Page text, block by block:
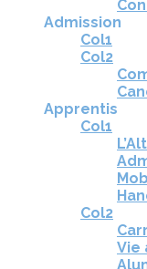
Admission
Col1
Col2
Apprentis
Col1
Col2
Vie